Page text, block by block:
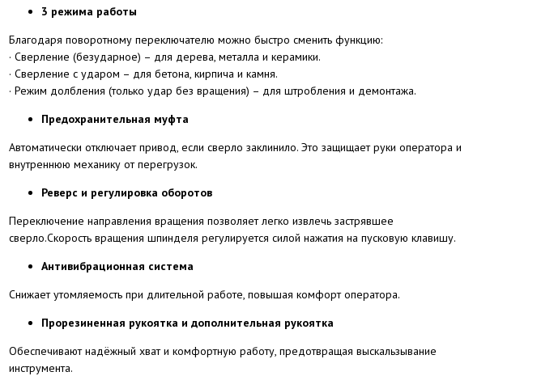
3 режима работы
Благодаря поворотному переключателю можно быстро сменить функцию:
· Сверление (безударное) – для дерева, металла и керамики.
· Сверление с ударом – для бетона, кирпича и камня.
· Режим долбления (только удар без вращения) – для штробления и демонтажа.
Предохранительная муфта
Автоматически отключает привод, если сверло заклинило. Это защищает руки оператора и
внутреннюю механику от перегрузок.
Реверс и регулировка оборотов
Переключение направления вращения позволяет легко извлечь застрявшее
сверло.Скорость вращения шпинделя регулируется силой нажатия на пусковую клавишу.
Антивибрационная система
Снижает утомляемость при длительной работе, повышая комфорт оператора.
Прорезиненная рукоятка и дополнительная рукоятка
Обеспечивают надёжный хват и комфортную работу, предотвращая выскальзывание
инструмента.